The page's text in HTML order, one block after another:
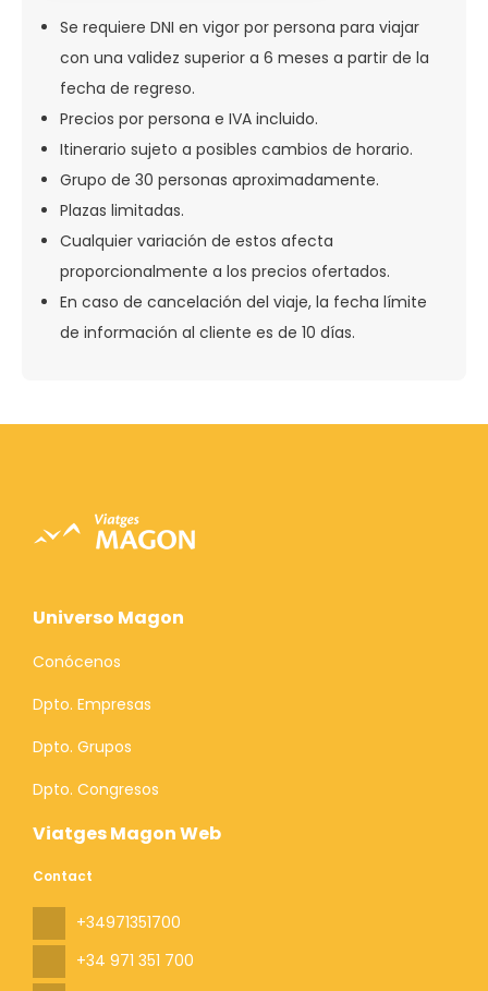
Se requiere DNI en vigor por persona para viajar
con una validez superior a 6 meses a partir de la
fecha de regreso.
Precios por persona e IVA incluido.
Itinerario sujeto a posibles cambios de horario.
Grupo de 30 personas aproximadamente.
Plazas limitadas.
Cualquier variación de estos afecta
proporcionalmente a los precios ofertados.
En caso de cancelación del viaje, la fecha límite
de información al cliente es de 10 días.
Viatges Magon Web
Contact
+34971351700
+34 971 351 700
Universo Magon
Conócenos
Dpto. Empresas
Dpto. Grupos
Dpto. Congresos